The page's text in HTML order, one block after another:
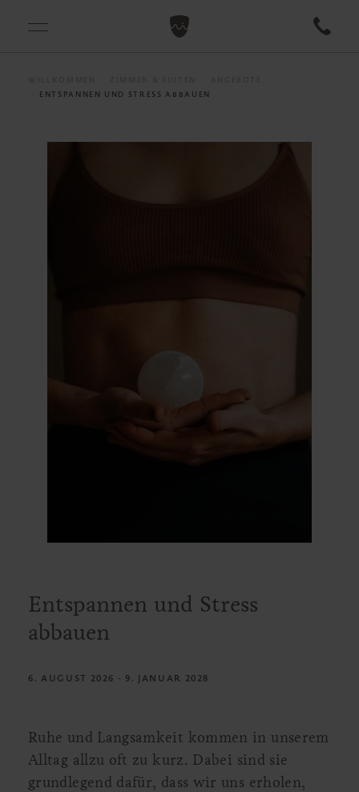
ENTSPANNEN UND STRESS ABBAUEN
Entspannen und Stress
abbauen
6. AUGUST 2026 - 9. JANUAR 2028
Ruhe und Langsamkeit kommen in unserem
Alltag allzu oft zu kurz. Dabei sind sie
grundlegend dafür, dass wir uns erholen,